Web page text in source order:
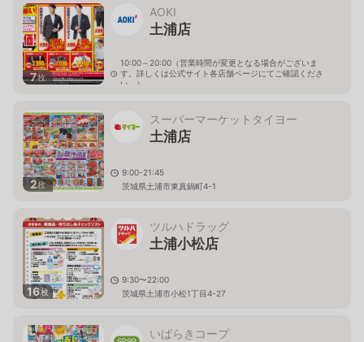
7枚
AOKI
土浦店
10:00～20:00（営業時間が変更となる場合がございま
す。詳しくは公式サイト各店舗ページにてご確認くださ
い。）
2枚
スーパーマーケットタイヨー
土浦店
9:00-21:45
茨城県土浦市東真鍋町4-1
16枚
ツルハドラッグ
土浦小松店
9:30〜22:00
茨城県土浦市小松1丁目4-27
いばらきコープ